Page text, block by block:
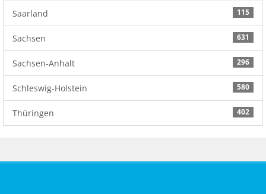
115
Saarland
631
Sachsen
296
Sachsen-Anhalt
580
Schleswig-Holstein
402
Thüringen